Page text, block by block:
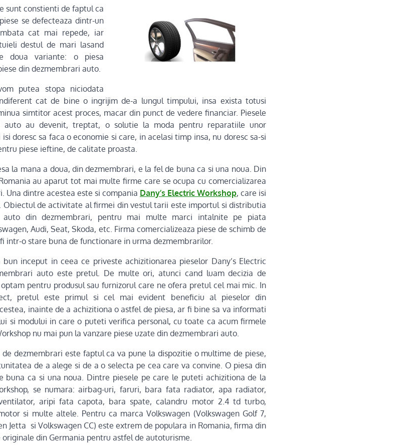
sunt constienti de faptul ca
se defecteaza dintr-un
cat mai repede, iar
destul de mari lasand
doua variante: o piesa
din dezmembrari auto.
putea stopa niciodata
cat de bine o ingrijim de-a lungul timpului, insa exista totusi
simtitor acest proces, macar din punct de vedere financiar. Piesele
auto au devenit, treptat, o solutie la moda pentru reparatiile unor
doresc sa faca o economie si care, in acelasi timp insa, nu doresc sa-si
piese ieftine, de calitate proasta.
la mana a doua, din dezmembrari, e la fel de buna ca si una noua. Din
au aparut tot mai multe firme care se ocupa cu comercializarea
Una dintre acestea este si compania Dany’s Electric Workshop, care isi
Obiectul de activitate al firmei din vestul tarii este importul si distributia
auto din dezmembrari, pentru mai multe marci intalnite pe piata
Audi, Seat, Skoda, etc. Firma comercializeaza piese de schimb de
intr-o stare buna de functionare in urma dezmembrarilor.
inceput in ceea ce priveste achizitionarea pieselor Dany’s Electric
auto este pretul. De multe ori, atunci cand luam decizia de
pentru produsul sau furnizorul care ne ofera pretul cel mai mic. In
pretul este primul si cel mai evident beneficiu al pieselor din
inainte de a achizitiona o astfel de piesa, ar fi bine sa va informati
si modului in care o puteti verifica personal, cu toate ca acum firmele
nu mai pun la vanzare piese uzate din dezmembrari auto.
dezmembrari este faptul ca va pune la dispozitie o multime de piese,
de a alege si de a o selecta pe cea care va convine. O piesa din
buna ca si una noua. Dintre piesele pe care le puteti achizitiona de la
se numara: airbag-uri, faruri, bara fata radiator, apa radiator,
aripi fata capota, bara spate, calandru motor 2.4 td turbo,
si multe altele. Pentru ca marca Volkswagen (‎Volkswagen Golf 7,
Jetta si Volkswagen CC) este extrem de populara in Romania, firma din
din Germania pentru astfel de autoturisme.